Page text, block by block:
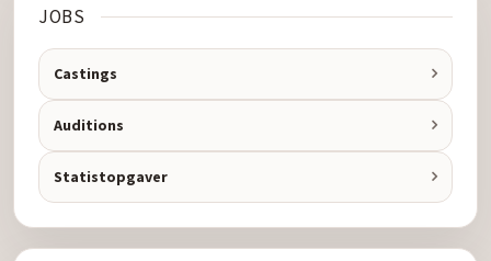
JOBS
Castings
Auditions
Statistopgaver